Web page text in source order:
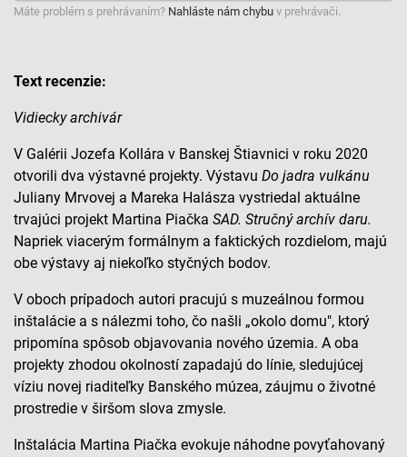
Máte problém s prehrávaním? Nahláste nám chybu v prehrávači.
Text recenzie:
Vidiecky archivár
V Galérii Jozefa Kollára v Banskej Štiavnici v roku 2020
otvorili dva výstavné projekty. Výstavu Do jadra vulkánu
Juliany Mrvovej a Mareka Halásza vystriedal aktuálne
trvajúci projekt Martina Piačka SAD. Stručný archív daru.
Napriek viacerým formálnym a faktických rozdielom, majú
obe výstavy aj niekoľko styčných bodov.
V oboch prípadoch autori pracujú s muzeálnou formou
inštalácie a s nálezmi toho, čo našli „okolo domu", ktorý
pripomína spôsob objavovania nového územia. A oba
projekty zhodou okolností zapadajú do línie, sledujúcej
víziu novej riaditeľky Banského múzea, záujmu o životné
prostredie v širšom slova zmysle.
Inštalácia Martina Piačka evokuje náhodne povyťahovaný